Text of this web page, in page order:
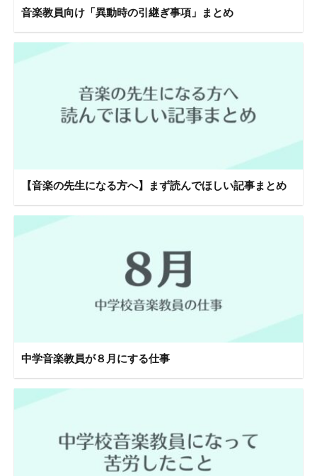
音楽教員向け「異動時の引継ぎ事項」まとめ
【音楽の先生になる方へ】まず読んでほしい記事まとめ
中学音楽教員が８月にする仕事